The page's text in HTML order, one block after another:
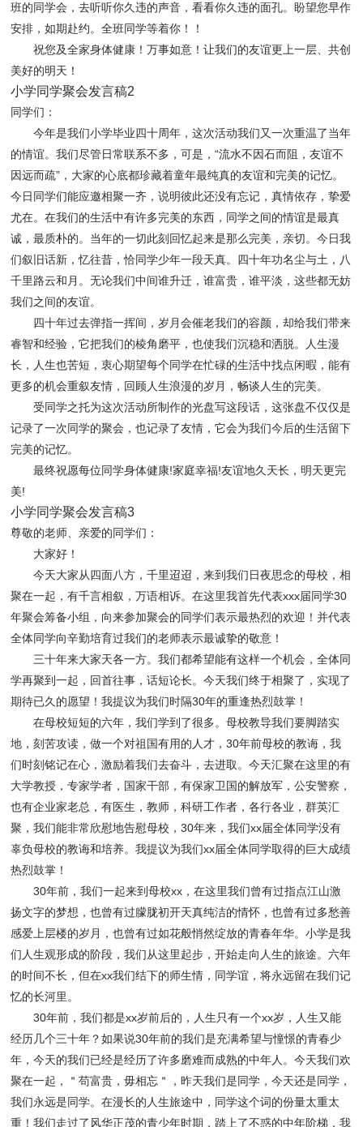
班的同学会，去听听你久违的声音，看看你久违的面孔。盼望您早作
安排，如期赴约。全班同学等着你！！
祝您及全家身体健康！万事如意！让我们的友谊更上一层、共创
美好的明天！
小学同学聚会发言稿2
同学们：
今年是我们小学毕业四十周年，这次活动我们又一次重温了当年
的情谊。我们尽管日常联系不多，可是，“流水不因石而阻，友谊不
因远而疏”，大家的心底都珍藏着童年最纯真的友谊和完美的记忆。
今日同学们能应邀相聚一齐，说明彼此还没有忘记，真情依存，挚爱
尤在。在我们的生活中有许多完美的东西，同学之间的情谊是最真
诚，最质朴的。当年的一切此刻回忆起来是那么完美，亲切。今日我
们叙旧话新，忆往昔，恰同学少年一段天真。四十年功名尘与土，八
千里路云和月。无论我们中间谁升迁，谁富贵，谁平淡，这些都无妨
我们之间的友谊。
四十年过去弹指一挥间，岁月会催老我们的容颜，却给我们带来
睿智和经验，它把我们的棱角磨平，也使我们沉稳和洒脱。人生漫
长，人生也苦短，衷心期望每个同学在忙碌的生活中找点闲暇，能有
更多的机会重叙友情，回顾人生浪漫的岁月，畅谈人生的完美。
受同学之托为这次活动所制作的光盘写这段话，这张盘不仅仅是
记录了一次同学的聚会，也记录了友情，它会为我们今后的生活留下
完美的记忆。
最终祝愿每位同学身体健康!家庭幸福!友谊地久天长，明天更完
美!
小学同学聚会发言稿3
尊敬的老师、亲爱的同学们：
大家好！
今天大家从四面八方，千里迢迢，来到我们日夜思念的母校，相
聚在一起，有千言相叙，万语相诉。在这里我首先代表xxx届同学30
年聚会筹备小组，向来参加聚会的同学们表示最热烈的欢迎！并代表
全体同学向辛勤培育过我们的老师表示最诚挚的敬意！
三十年来大家天各一方。我们都希望能有这样一个机会，全体同
学再聚到一起，回首往事，话短论长。今天我们终于相聚了，实现了
期待已久的愿望！我提议为我们时隔30年的重逢热烈鼓掌！
在母校短短的六年，我们学到了很多。母校教导我们要脚踏实
地，刻苦攻读，做一个对祖国有用的人才，30年前母校的教诲，我
们时刻铭记在心，激励着我们去奋斗，去进取。今天汇聚在这里的有
大学教授，专家学者，国家干部，有保家卫国的解放军，公安警察，
也有企业家老总，有医生，教师，科研工作者，各行各业，群英汇
聚，我们能非常欣慰地告慰母校，30年来，我们xx届全体同学没有
辜负母校的教诲和培养。我提议为我们xx届全体同学取得的巨大成绩
热烈鼓掌！
30年前，我们一起来到母校xx，在这里我们曾有过指点江山激
扬文字的梦想，也曾有过朦胧初开天真纯洁的情怀，也曾有过多愁善
感爱上层楼的岁月，也曾有过如花般悄然绽放的青春年华。小学是我
们人生观形成的阶段，我们从这里起步，开始走向人生的旅途。六年
的时间不长，但在xx我们结下的师生情，同学谊，将永远留在我们记
忆的长河里。
30年前，我们都是xx岁前后的，人生只有一个xx岁，人生又能
经历几个三十年？如果说30年前的我们是充满希望与憧憬的青春少
年，今天的我们已经是经历了许多磨难而成熟的中年人。今天我们欢
聚在一起，＂苟富贵，毋相忘＂，昨天我们是同学，今天还是同学，
我们永远是同学。在漫长的人生旅途中，同学这个词的份量太重太
重！我们走过了风华正茂的青少年时期，踏上了不惑的中年阶梯，我